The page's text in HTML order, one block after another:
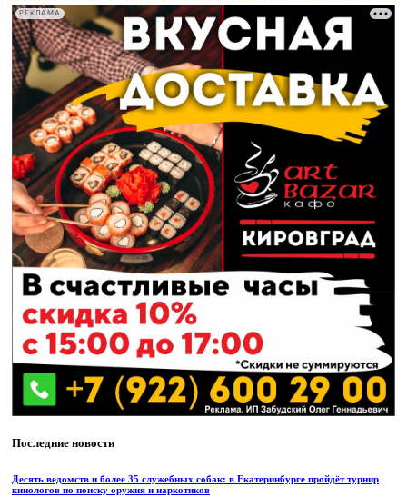
РЕКЛАМА
Последние новости
Десять ведомств и более 35 служебных собак: в Екатеринбурге пройдёт турнир
кинологов по поиску оружия и наркотиков